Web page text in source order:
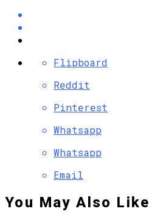
Flipboard
Reddit
Pinterest
Whatsapp
Whatsapp
Email
You May Also Like